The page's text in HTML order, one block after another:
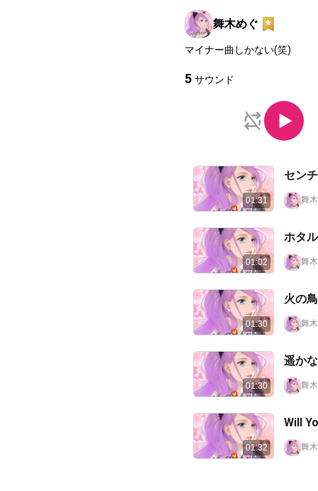
舞木めぐ
マイナー曲しかない(笑)
5 サウンド
01:31 舞
01:02 舞
01:30
火の
舞
01:30 舞
01:32
Will
舞